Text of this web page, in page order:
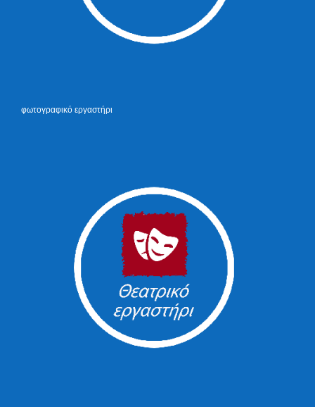
φωτογραφικό εργαστήρι